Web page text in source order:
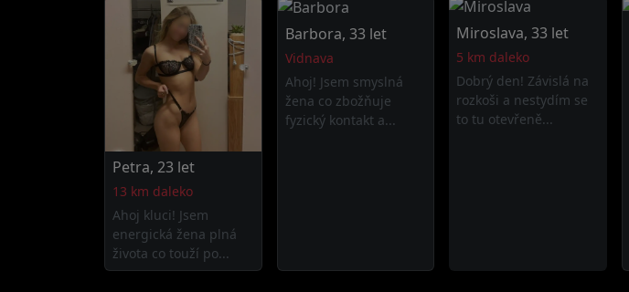
Petra, 23 let
13 km daleko
Ahoj kluci! Jsem
energická žena plná
života co touží po...
Barbora, 33 let
Vidnava
Ahoj! Jsem smyslná
žena co zbožňuje
fyzický kontakt a...
Miroslava, 33 let
5 km daleko
Dobrý den! Závislá na
rozkoši a nestydím se
to tu otevřeně...